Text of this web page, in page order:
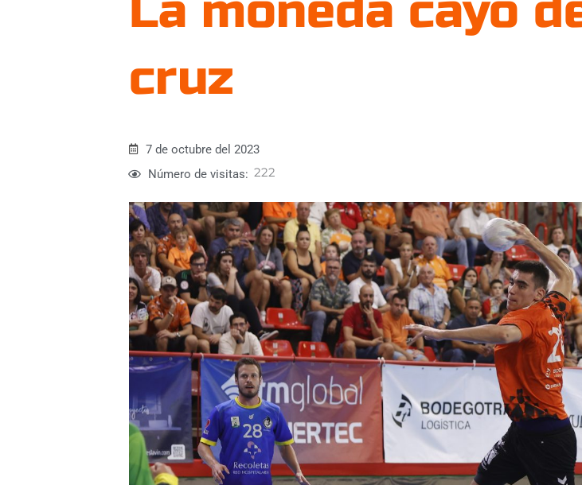
cruz
7 de octubre del 2023
Número de visitas: 222